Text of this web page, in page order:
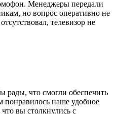
Менеджеры передали
но вопрос оперативно не
телевизор не
что смогли обеспечить
понравилось наше удобное
вы столкнулись с